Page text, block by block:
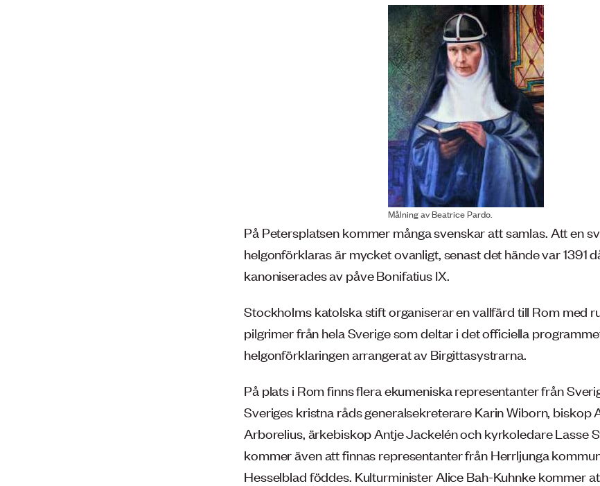
Målning av Beatrice Pardo.
På Petersplatsen kommer många svenskar att samlas. Att en
helgonförklaras är mycket ovanligt, senast det hände var 1391
kanoniserades av påve Bonifatius IX.
Stockholms katolska stift organiserar en vallfärd till Rom med
pilgrimer från hela Sverige som deltar i det officiella
helgonförklaringen arrangerat av Birgittasystrarna.
På plats i Rom finns flera ekumeniska representanter från
Sveriges kristna råds generalsekreterare Karin Wiborn, biskop
Arborelius, ärkebiskop Antje Jackelén och kyrkoledare Lasse
kommer även att finnas representanter från Herrljunga
Hesselblad föddes. Kulturminister Alice Bah-Kuhnke kommer